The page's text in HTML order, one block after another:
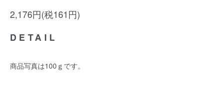
2,176円(税161円)
DETAIL
商品写真は100ｇです。